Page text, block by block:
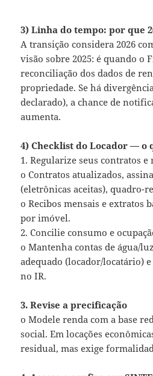
3) Linha do tempo: por que
A transição considera 2026
visão sobre 2025: é quando o
reconciliação dos dados de
propriedade. Se há
declarado), a chance de
aumenta.
4) Checklist do Locador — o
1. Regularize seus contratos e
o Contratos atualizados,
(eletrônicas aceitas), quadro-
o Recibos mensais e extratos
por imóvel.
2. Concilie consumo e
o Mantenha contas de água/
adequado (locador/locatário)
no IR.
3. Revise a precificação
o Modele renda com a base
social. Em locações
residual, mas exige